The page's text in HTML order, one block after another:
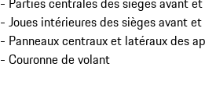
- Joues intérieures des sièges avant
- Panneaux centraux et latéraux des
- Couronne de volant